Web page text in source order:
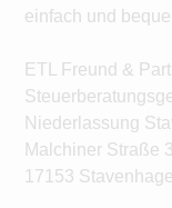
einfach und
ETL Freund &
Niederlassung
Malchiner Straße
17153